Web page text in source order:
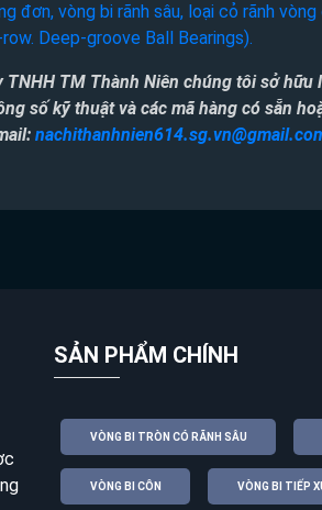
đơn, vòng bi rãnh sâu, loại cỏ rãnh
Deep-groove Ball Bearings).
TNHH TM Thành Niên chúng tôi sở
số kỹ thuật và các mã hàng có sẵn
SẢN PHẨM CHÍNH
VÒNG BI TRÒN CÓ RÃNH SÂU
VÒNG BI CÔN VÒNG BI TIẾP